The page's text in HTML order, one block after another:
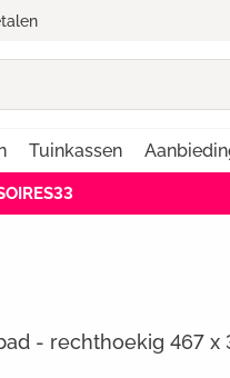
Tuinkassen
- rechthoekig 467 x